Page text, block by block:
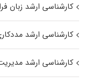
کارشناسی ارشد زبان
کارشناسی ارشد
کارشناسی ارشد